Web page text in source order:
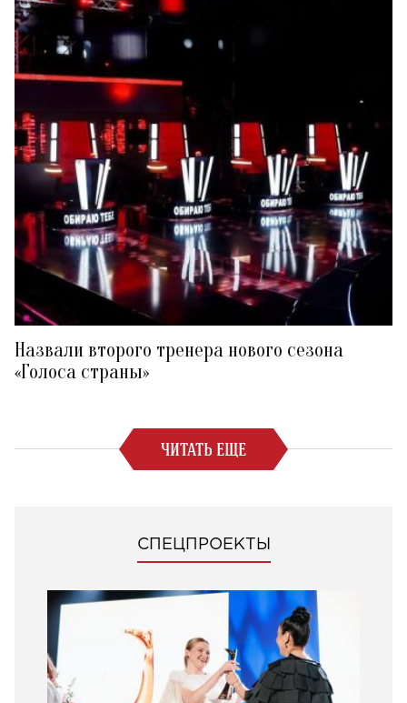
Назвали второго тренера нового сезона
«Голоса страны»
ЧИТАТЬ ЕЩЕ
СПЕЦПРОЕКТЫ